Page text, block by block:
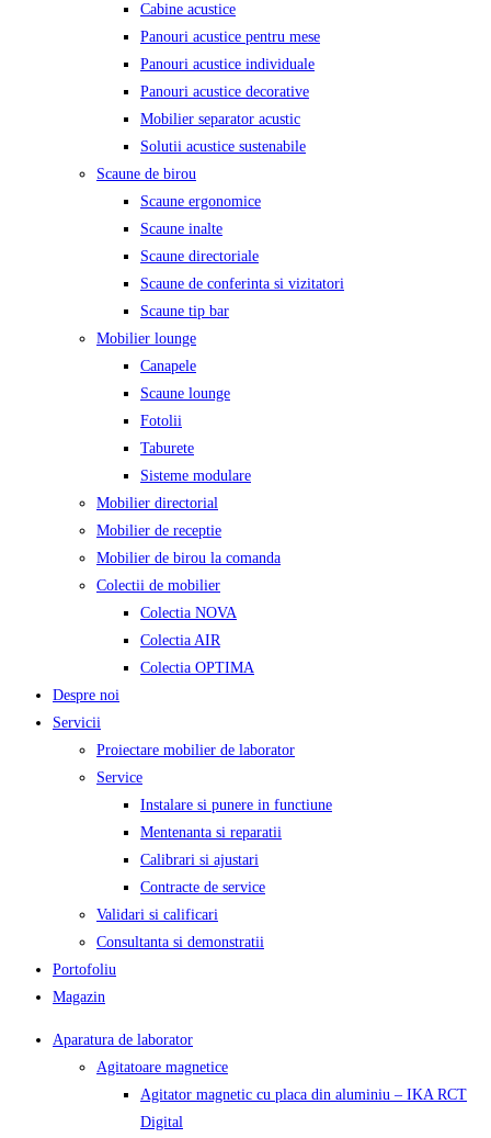
Cabine acustice
Panouri acustice pentru mese
Panouri acustice individuale
Panouri acustice decorative
Mobilier separator acustic
Solutii acustice sustenabile
Scaune de birou
Scaune ergonomice
Scaune inalte
Scaune directoriale
Scaune de conferinta si vizitatori
Scaune tip bar
Mobilier lounge
Canapele
Scaune lounge
Fotolii
Taburete
Sisteme modulare
Mobilier directorial
Mobilier de receptie
Mobilier de birou la comanda
Colectii de mobilier
Colectia NOVA
Colectia AIR
Colectia OPTIMA
Despre noi
Servicii
Proiectare mobilier de laborator
Service
Instalare si punere in functiune
Mentenanta si reparatii
Calibrari si ajustari
Contracte de service
Validari si calificari
Consultanta si demonstratii
Portofoliu
Magazin
Aparatura de laborator
Agitatoare magnetice
Agitator magnetic cu placa din aluminiu – IKA RCT
Digital